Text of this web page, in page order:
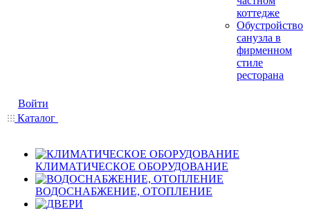
коттедже
Обустройство
санузла в
фирменном
стиле
ресторана
Войти
Каталог
КЛИМАТИЧЕСКОЕ ОБОРУДОВАНИЕ
ВОДОСНАБЖЕНИЕ, ОТОПЛЕНИЕ